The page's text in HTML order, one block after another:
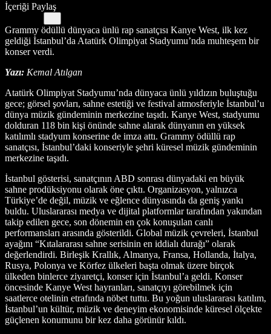
İçeriği Paylaş
Grammy ödüllü dünyaca ünlü rap sanatçısı Kanye West, ilk kez
geldiği İstanbul’da Atatürk Olimpiyat Stadyumu’nda muhteşem bir
konser verdi.
Yazı: Kemal Atılgan
Atatürk Olimpiyat Stadyumu’nda dünyaca ünlü yıldızın buluştuğu
gece; görsel şovları, sahne estetiği ve festival atmosferiyle İstanbul’u
dünya müzik gündeminin merkezine taşıdı. Kanye West, stadyumu
dolduran 118 bin kişi önünde sahne alarak dünyanın en yüksek
katılımlı stadyum konserine de imza attı. Grammy ödüllü rap
sanatçısı, İstanbul’daki konseriyle şehri küresel müzik gündeminin
merkezine taşıdı.
İstanbul gösterisi, sanatçının ABD sonrası dünyadaki en büyük
sahne prodüksiyonu olarak öne çıktı. Organizasyon, yalnızca
Türkiye’de değil, müzik ve eğlence dünyasında da geniş yankı
buldu. Uluslararası medya ve dijital platformlar tarafından yakından
takip edilen gece, son dönemin en çok konuşulan canlı
performansları arasında gösterildi. Global müzik çevreleri, İstanbul
ayağını “Kıtalararası sahne serisinin en iddialı durağı” olarak
değerlendirdi. Birleşik Krallık, Almanya, Fransa, Hollanda, İtalya,
Rusya, Polonya ve Körfez ülkeleri başta olmak üzere birçok
ülkeden binlerce ziyaretçi, konser için İstanbul’a geldi. Konser
öncesinde Kanye West hayranları, sanatçıyı görebilmek için
saatlerce otelinin etrafında nöbet tuttu. Bu yoğun uluslararası katılım,
İstanbul’un kültür, müzik ve deneyim ekonomisinde küresel ölçekte
güçlenen konumunu bir kez daha görünür kıldı.